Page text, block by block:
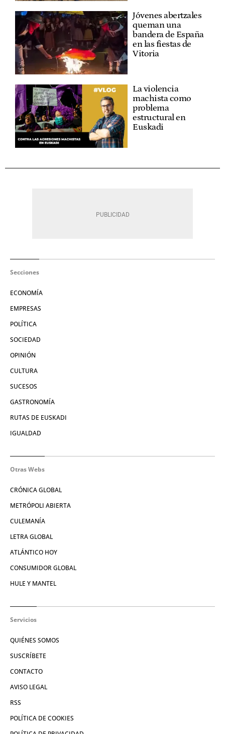
Jóvenes abertzales
queman una
bandera de España
en las fiestas de
Vitoria
La violencia
machista como
problema
estructural en
Euskadi
Secciones
ECONOMÍA
EMPRESAS
POLÍTICA
SOCIEDAD
OPINIÓN
CULTURA
SUCESOS
GASTRONOMÍA
RUTAS DE EUSKADI
IGUALDAD
Otras Webs
CRÓNICA GLOBAL
METRÓPOLI ABIERTA
CULEMANÍA
LETRA GLOBAL
ATLÁNTICO HOY
CONSUMIDOR GLOBAL
HULE Y MANTEL
Servicios
QUIÉNES SOMOS
SUSCRÍBETE
CONTACTO
AVISO LEGAL
RSS
POLÍTICA DE COOKIES